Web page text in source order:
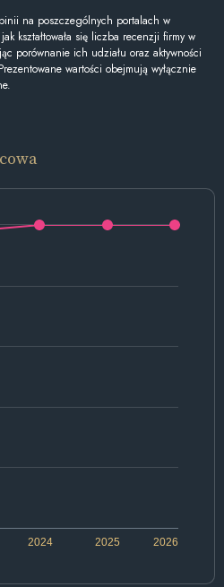
na poszczególnych portalach w
kształtowała się liczba recenzji firmy w
porównanie ich udziału oraz aktywności
wartości obejmują wyłącznie
2024 2026
2025